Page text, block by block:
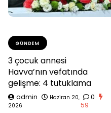
GÜNDEM
3 çocuk annesi
Havva’nın vefatında
gelişme: 4 tutuklama
admin
Haziran 20,
2026
0
59